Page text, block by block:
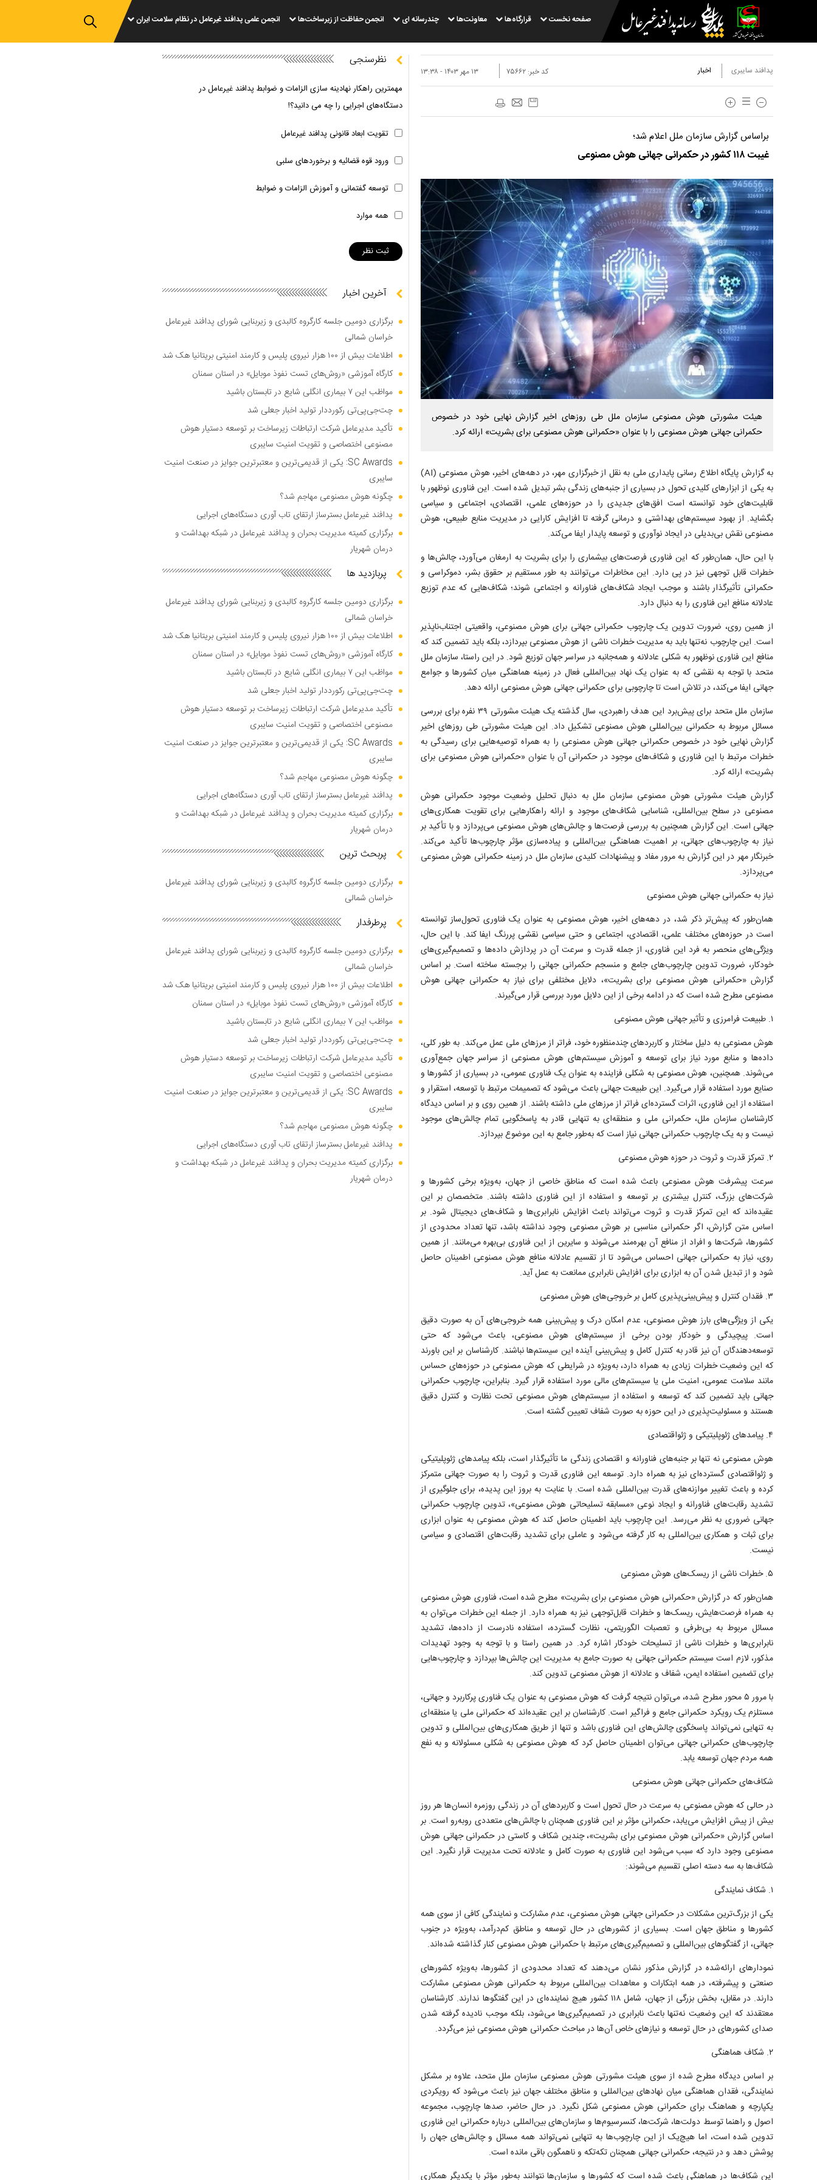
صفحه نخست قرارگاه‌ها معاونت‌ها چندرسانه ای انجمن حفاظت از زیرساخت‌ها انجمن علمی پدافند غیرعامل در نظام سلامت ایران
پدافند سایبری اخبار ۱۳ مهر ۱۴۰۳ - ۱۳:۳۸ کد خبر: ۷۵۶۶۲
براساس گزارش سازمان ملل اعلام شد؛
غیبت ۱۱۸ کشور در حکمرانی جهانی هوش مصنوعی
هیئت مشورتی هوش مصنوعی سازمان ملل طی روزهای اخیر گزارش نهایی خود در خصوص
حکمرانی جهانی هوش مصنوعی را با عنوان «حکمرانی هوش مصنوعی برای بشریت» ارائه کرد.
به گزارش پایگاه اطلاع رسانی پایداری ملی به نقل از خبرگزاری مهر، در دهه‌های اخیر، هوش مصنوعی (AI)
به یکی از ابزارهای کلیدی تحول در بسیاری از جنبه‌های زندگی بشر تبدیل شده است. این فناوری نوظهور با
قابلیت‌های خود توانسته است افق‌های جدیدی را در حوزه‌های علمی، اقتصادی، اجتماعی و سیاسی
بگشاید. از بهبود سیستم‌های بهداشتی و درمانی گرفته تا افزایش کارایی در مدیریت منابع طبیعی، هوش
مصنوعی نقش بی‌بدیلی در ایجاد نوآوری و توسعه پایدار ایفا می‌کند.
با این حال، همان‌طور که این فناوری فرصت‌های بیشماری را برای بشریت به ارمغان می‌آورد، چالش‌ها و
خطرات قابل توجهی نیز در پی دارد. این مخاطرات می‌توانند به طور مستقیم بر حقوق بشر، دموکراسی و
حکمرانی تأثیرگذار باشند و موجب ایجاد شکاف‌های فناورانه و اجتماعی شوند؛ شکاف‌هایی که عدم توزیع
عادلانه منافع این فناوری را به دنبال دارد.
از همین روی، ضرورت تدوین یک چارچوب حکمرانی جهانی برای هوش مصنوعی، واقعیتی اجتناب‌ناپذیر
است. این چارچوب نه‌تنها باید به مدیریت خطرات ناشی از هوش مصنوعی بپردازد، بلکه باید تضمین کند که
منافع این فناوری نوظهور به شکلی عادلانه و همه‌جانبه در سراسر جهان توزیع شود. در این راستا، سازمان ملل
متحد با توجه به نقشی که به عنوان یک نهاد بین‌المللی فعال در زمینه هماهنگی میان کشورها و جوامع
جهانی ایفا می‌کند، در تلاش است تا چارچوبی برای حکمرانی جهانی هوش مصنوعی ارائه دهد.
سازمان ملل متحد برای پیش‌برد این هدف راهبردی، سال گذشته یک هیئت مشورتی ۳۹ نفره برای بررسی
مسائل مربوط به حکمرانی بین‌المللی هوش مصنوعی تشکیل داد. این هیئت مشورتی طی روزهای اخیر
گزارش نهایی خود در خصوص حکمرانی جهانی هوش مصنوعی را به همراه توصیه‌هایی برای رسیدگی به
خطرات مرتبط با این فناوری و شکاف‌های موجود در حکمرانی آن با عنوان «حکمرانی هوش مصنوعی برای
بشریت» ارائه کرد.
گزارش هیئت مشورتی هوش مصنوعی سازمان ملل به دنبال تحلیل وضعیت موجود حکمرانی هوش
مصنوعی در سطح بین‌المللی، شناسایی شکاف‌های موجود و ارائه راهکارهایی برای تقویت همکاری‌های
جهانی است. این گزارش همچنین به بررسی فرصت‌ها و چالش‌های هوش مصنوعی می‌پردازد و با تأکید بر
نیاز به چارچوب‌های جهانی، بر اهمیت هماهنگی بین‌المللی و پیاده‌سازی مؤثر چارچوب‌ها تأکید می‌کند.
خبرنگار مهر در این گزارش به مرور مفاد و پیشنهادات کلیدی سازمان ملل در زمینه حکمرانی هوش مصنوعی
می‌پردازد.
نیاز به حکمرانی جهانی هوش مصنوعی
همان‌طور که پیش‌تر ذکر شد، در دهه‌های اخیر، هوش مصنوعی به عنوان یک فناوری تحول‌ساز توانسته
است در حوزه‌های مختلف علمی، اقتصادی، اجتماعی و حتی سیاسی نقشی پررنگ ایفا کند. با این حال،
ویژگی‌های منحصر به فرد این فناوری، از جمله قدرت و سرعت آن در پردازش داده‌ها و تصمیم‌گیری‌های
خودکار، ضرورت تدوین چارچوب‌های جامع و منسجم حکمرانی جهانی را برجسته ساخته است. بر اساس
گزارش «حکمرانی هوش مصنوعی برای بشریت»، دلایل مختلفی برای نیاز به حکمرانی جهانی هوش
مصنوعی مطرح شده است که در ادامه برخی از این دلایل مورد بررسی قرار می‌گیرند.
۱. طبیعت فرامرزی و تأثیر جهانی هوش مصنوعی
هوش مصنوعی به دلیل ساختار و کاربردهای چندمنظوره خود، فراتر از مرزهای ملی عمل می‌کند. به طور کلی،
داده‌ها و منابع مورد نیاز برای توسعه و آموزش سیستم‌های هوش مصنوعی از سراسر جهان جمع‌آوری
می‌شوند. همچنین، هوش مصنوعی به شکلی فزاینده به عنوان یک فناوری عمومی، در بسیاری از کشورها و
صنایع مورد استفاده قرار می‌گیرد. این طبیعت جهانی باعث می‌شود که تصمیمات مرتبط با توسعه، استقرار و
استفاده از این فناوری، اثرات گسترده‌ای فراتر از مرزهای ملی داشته باشند. از همین روی و بر اساس دیدگاه
کارشناسان سازمان ملل، حکمرانی ملی و منطقه‌ای به تنهایی قادر به پاسخگویی تمام چالش‌های موجود
نیست و به یک چارچوب حکمرانی جهانی نیاز است که به‌طور جامع به این موضوع بپردازد.
۲. تمرکز قدرت و ثروت در حوزه هوش مصنوعی
سرعت پیشرفت هوش مصنوعی باعث شده است که مناطق خاصی از جهان، به‌ویژه برخی کشورها و
شرکت‌های بزرگ، کنترل بیشتری بر توسعه و استفاده از این فناوری داشته باشند. متخصصان بر این
عقیده‌اند که این تمرکز قدرت و ثروت می‌تواند باعث افزایش نابرابری‌ها و شکاف‌های دیجیتال شود. بر
اساس متن گزارش، اگر حکمرانی مناسبی بر هوش مصنوعی وجود نداشته باشد، تنها تعداد محدودی از
کشورها، شرکت‌ها و افراد از منافع آن بهره‌مند می‌شوند و سایرین از این فناوری بی‌بهره می‌مانند. از همین
روی، نیاز به حکمرانی جهانی احساس می‌شود تا از تقسیم عادلانه منافع هوش مصنوعی اطمینان حاصل
شود و از تبدیل شدن آن به ابزاری برای افزایش نابرابری ممانعت به عمل آید.
۳. فقدان کنترل و پیش‌بینی‌پذیری کامل بر خروجی‌های هوش مصنوعی
یکی از ویژگی‌های بارز هوش مصنوعی، عدم امکان درک و پیش‌بینی همه خروجی‌های آن به صورت دقیق
است. پیچیدگی و خودکار بودن برخی از سیستم‌های هوش مصنوعی، باعث می‌شود که حتی
توسعه‌دهندگان آن نیز قادر به کنترل کامل و پیش‌بینی آینده این سیستم‌ها نباشند. کارشناسان بر این باورند
که این وضعیت خطرات زیادی به همراه دارد، به‌ویژه در شرایطی که هوش مصنوعی در حوزه‌های حساس
مانند سلامت عمومی، امنیت ملی یا سیستم‌های مالی مورد استفاده قرار گیرد. بنابراین، چارچوب حکمرانی
جهانی باید تضمین کند که توسعه و استفاده از سیستم‌های هوش مصنوعی تحت نظارت و کنترل دقیق
هستند و مسئولیت‌پذیری در این حوزه به صورت شفاف تعیین گشته است.
۴. پیامدهای ژئوپلیتیکی و ژئواقتصادی
هوش مصنوعی نه تنها بر جنبه‌های فناورانه و اقتصادی زندگی ما تأثیرگذار است، بلکه پیامدهای ژئوپلیتیکی
و ژئواقتصادی گسترده‌ای نیز به همراه دارد. توسعه این فناوری قدرت و ثروت را به صورت جهانی متمرکز
کرده و باعث تغییر موازنه‌های قدرت بین‌المللی شده است. با عنایت به بروز این پدیده، برای جلوگیری از
تشدید رقابت‌های فناورانه و ایجاد نوعی «مسابقه تسلیحاتی هوش مصنوعی»، تدوین چارچوب حکمرانی
جهانی ضروری به نظر می‌رسد. این چارچوب باید اطمینان حاصل کند که هوش مصنوعی به عنوان ابزاری
برای ثبات و همکاری بین‌المللی به کار گرفته می‌شود و عاملی برای تشدید رقابت‌های اقتصادی و سیاسی
نیست.
۵. خطرات ناشی از ریسک‌های هوش مصنوعی
همان‌طور که در گزارش «حکمرانی هوش مصنوعی برای بشریت» مطرح شده است، فناوری هوش مصنوعی
به همراه فرصت‌هایش، ریسک‌ها و خطرات قابل‌توجهی نیز به همراه دارد. از جمله این خطرات می‌توان به
مسائل مربوط به بی‌طرفی و تعصبات الگوریتمی، نظارت گسترده، استفاده نادرست از داده‌ها، تشدید
نابرابری‌ها و خطرات ناشی از تسلیحات خودکار اشاره کرد. در همین راستا و با توجه به وجود تهدیدات
مذکور، لازم است سیستم حکمرانی جهانی به صورت جامع به مدیریت این چالش‌ها بپردازد و چارچوب‌هایی
برای تضمین استفاده ایمن، شفاف و عادلانه از هوش مصنوعی تدوین کند.
با مرور ۵ محور مطرح شده، می‌توان نتیجه گرفت که هوش مصنوعی به عنوان یک فناوری پرکاربرد و جهانی،
مستلزم یک رویکرد حکمرانی جامع و فراگیر است. کارشناسان بر این عقیده‌اند که حکمرانی ملی یا منطقه‌ای
به تنهایی نمی‌تواند پاسخگوی چالش‌های این فناوری باشد و تنها از طریق همکاری‌های بین‌المللی و تدوین
چارچوب‌های حکمرانی جهانی می‌توان اطمینان حاصل کرد که هوش مصنوعی به شکلی مسئولانه و به نفع
همه مردم جهان توسعه یابد.
شکاف‌های حکمرانی جهانی هوش مصنوعی
در حالی که هوش مصنوعی به سرعت در حال تحول است و کاربردهای آن در زندگی روزمره انسان‌ها هر روز
بیش از پیش افزایش می‌یابد، حکمرانی مؤثر بر این فناوری همچنان با چالش‌های متعددی روبه‌رو است. بر
اساس گزارش «حکمرانی هوش مصنوعی برای بشریت»، چندین شکاف و کاستی در حکمرانی جهانی هوش
مصنوعی وجود دارد که سبب می‌شود این فناوری به صورت کامل و عادلانه تحت مدیریت قرار نگیرد. این
شکاف‌ها به سه دسته اصلی تقسیم می‌شوند:
۱. شکاف نمایندگی
یکی از بزرگ‌ترین مشکلات در حکمرانی جهانی هوش مصنوعی، عدم مشارکت و نمایندگی کافی از سوی همه
کشورها و مناطق جهان است. بسیاری از کشورهای در حال توسعه و مناطق کم‌درآمد، به‌ویژه در جنوب
جهانی، از گفتگوهای بین‌المللی و تصمیم‌گیری‌های مرتبط با حکمرانی هوش مصنوعی کنار گذاشته شده‌اند.
نمودارهای ارائه‌شده در گزارش مذکور نشان می‌دهند که تعداد محدودی از کشورها، به‌ویژه کشورهای
صنعتی و پیشرفته، در همه ابتکارات و معاهدات بین‌المللی مربوط به حکمرانی هوش مصنوعی مشارکت
دارند. در مقابل، بخش بزرگی از جهان، شامل ۱۱۸ کشور هیچ نماینده‌ای در این گفتگوها ندارند. کارشناسان
معتقدند که این وضعیت نه‌تنها باعث نابرابری در تصمیم‌گیری‌ها می‌شود، بلکه موجب نادیده گرفته شدن
صدای کشورهای در حال توسعه و نیازهای خاص آن‌ها در مباحث حکمرانی هوش مصنوعی نیز می‌گردد.
۲. شکاف هماهنگی
بر اساس دیدگاه مطرح شده از سوی هیئت مشورتی هوش مصنوعی سازمان ملل متحد، علاوه بر مشکل
نمایندگی، فقدان هماهنگی میان نهادهای بین‌المللی و مناطق مختلف جهان نیز باعث می‌شود که رویکردی
یکپارچه و هماهنگ برای حکمرانی هوش مصنوعی شکل نگیرد. در حال حاضر، صدها چارچوب، مجموعه
اصول و راهنما توسط دولت‌ها، شرکت‌ها، کنسرسیوم‌ها و سازمان‌های بین‌المللی درباره حکمرانی این فناوری
تدوین شده است، اما هیچ‌یک از این چارچوب‌ها به تنهایی نمی‌تواند همه مسائل و چالش‌های جهان را
پوشش دهد و در نتیجه، حکمرانی جهانی همچنان تکه‌تکه و ناهمگون باقی مانده است.
این شکاف‌ها در هماهنگی باعث شده است که کشورها و سازمان‌ها نتوانند به‌طور مؤثر با یکدیگر همکاری
نظرسنجی
مهمترین راهکار نهادینه سازی الزامات و ضوابط پدافند غیرعامل در
دستگاه‌های اجرایی را چه می دانید؟!
تقویت ابعاد قانونی پدافند غیرعامل
ورود قوه قضائیه و برخوردهای سلبی
توسعه گفتمانی و آموزش الزامات و ضوابط
همه موارد
آخرین اخبار
برگزاری دومین جلسه کارگروه کالبدی و زیربنایی شورای پدافند غیرعامل
خراسان شمالی
اطلاعات بیش از ۱۰۰ هزار نیروی پلیس و کارمند امنیتی بریتانیا هک شد
کارگاه آموزشی «روش‌های تست نفوذ موبایل» در استان سمنان
مواظب این ۷ بیماری انگلی شایع در تابستان باشید
چت‌جی‌پی‌تی رکورددار تولید اخبار جعلی شد
تأکید مدیرعامل شرکت ارتباطات زیرساخت بر توسعه دستیار هوش
مصنوعی اختصاصی و تقویت امنیت سایبری
SC Awards: یکی از قدیمی‌ترین و معتبرترین جوایز در صنعت امنیت
سایبری
چگونه هوش مصنوعی مهاجم شد؟
پدافند غیرعامل بسترساز ارتقای تاب آوری دستگاه‌های اجرایی
برگزاری کمیته مدیریت بحران و پدافند غیرعامل در شبکه بهداشت و
درمان شهریار
پربازدید ها
برگزاری دومین جلسه کارگروه کالبدی و زیربنایی شورای پدافند غیرعامل
خراسان شمالی
اطلاعات بیش از ۱۰۰ هزار نیروی پلیس و کارمند امنیتی بریتانیا هک شد
کارگاه آموزشی «روش‌های تست نفوذ موبایل» در استان سمنان
مواظب این ۷ بیماری انگلی شایع در تابستان باشید
چت‌جی‌پی‌تی رکورددار تولید اخبار جعلی شد
تأکید مدیرعامل شرکت ارتباطات زیرساخت بر توسعه دستیار هوش
مصنوعی اختصاصی و تقویت امنیت سایبری
SC Awards: یکی از قدیمی‌ترین و معتبرترین جوایز در صنعت امنیت
سایبری
چگونه هوش مصنوعی مهاجم شد؟
پدافند غیرعامل بسترساز ارتقای تاب آوری دستگاه‌های اجرایی
برگزاری کمیته مدیریت بحران و پدافند غیرعامل در شبکه بهداشت و
درمان شهریار
پربحث ترین
برگزاری دومین جلسه کارگروه کالبدی و زیربنایی شورای پدافند غیرعامل
خراسان شمالی
پرطرفدار
برگزاری دومین جلسه کارگروه کالبدی و زیربنایی شورای پدافند غیرعامل
خراسان شمالی
اطلاعات بیش از ۱۰۰ هزار نیروی پلیس و کارمند امنیتی بریتانیا هک شد
کارگاه آموزشی «روش‌های تست نفوذ موبایل» در استان سمنان
مواظب این ۷ بیماری انگلی شایع در تابستان باشید
چت‌جی‌پی‌تی رکورددار تولید اخبار جعلی شد
تأکید مدیرعامل شرکت ارتباطات زیرساخت بر توسعه دستیار هوش
مصنوعی اختصاصی و تقویت امنیت سایبری
SC Awards: یکی از قدیمی‌ترین و معتبرترین جوایز در صنعت امنیت
سایبری
چگونه هوش مصنوعی مهاجم شد؟
پدافند غیرعامل بسترساز ارتقای تاب آوری دستگاه‌های اجرایی
برگزاری کمیته مدیریت بحران و پدافند غیرعامل در شبکه بهداشت و
درمان شهریار